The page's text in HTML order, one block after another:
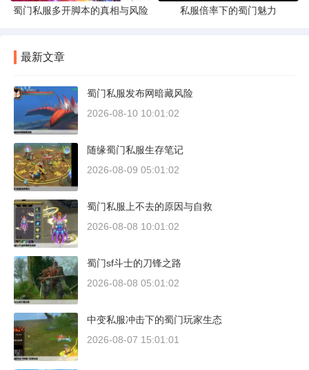
蜀门私服多开脚本的真相与风险 私服倍率下的蜀门魅力
最新文章
蜀门私服发布网暗藏风险
2026-08-10 10:01:02
随缘蜀门私服生存笔记
2026-08-09 05:01:02
蜀门私服上不去的原因与自救
2026-08-08 10:01:02
蜀门sf斗士的刀锋之路
2026-08-08 05:01:02
中变私服冲击下的蜀门玩家生态
2026-08-07 15:01:01